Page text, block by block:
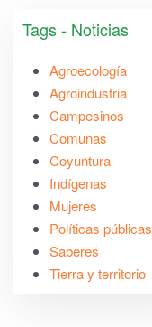
Tags - Noticias
Agroecología
Agroindustria
Campesinos
Comunas
Coyuntura
Indígenas
Mujeres
Políticas públicas
Saberes
Tierra y territorio